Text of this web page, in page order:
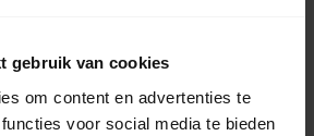
gebruik van cookies
om content en advertenties te
voor social media te bieden
bis Fr vor 17:00 Uhr werden noch am
bis 20:00 Uhr per Chat, Telefon oder